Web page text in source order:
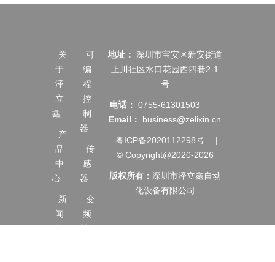
关
于
泽
立
鑫
产
品
中
心
新
闻
可
编
程
控
制
器
传
感
器
变
频
地址： 深圳市宝安区新安街道
上川社区水口花园西四巷2-1
号
电话： 0755-61301503
Email：
business@zelixin.cn
粤ICP备2020112298号
|
© Copyright@2020-2026
版权所有： 深圳市泽立鑫自动
化设备有限公司